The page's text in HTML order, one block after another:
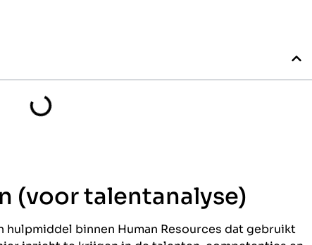
(voor talentanalyse)
hulpmiddel binnen Human Resources dat gebruikt